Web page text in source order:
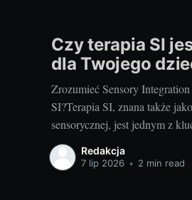
Czy terapia SI
dla Twojego
Zrozumieć Sensory
SI?Terapia SI, znana także
sensorycznej, jest jednym z
wspierających rozwój dzieci.
dzieciom w uzyskaniu lepszej
Redakcja
7 lip 2026 • 2 min read